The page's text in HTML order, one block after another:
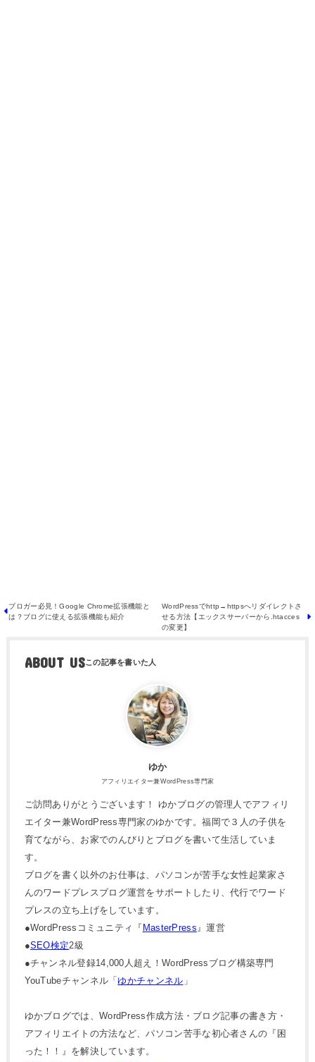
ブロガー必見！Google Chrome拡張機能と
は？ブログに使える拡張機能も紹介
WordPressでhttp→httpsへリダイレクトさ
せる方法【エックスサーバーから.htacces
の変更】
ABOUT US
ゆか
アフィリエイター兼WordPress専門家
ご訪問ありがとうございます！ ゆかブログの管理人でアフィリ
エイター兼WordPress専門家のゆかです。福岡で３人の子供を
育てながら、お家でのんびりとブログを書いて生活していま
す。
ブログを書く以外のお仕事は、パソコンが苦手な女性起業家さ
んのワードプレスブログ運営をサポートしたり、代行でワード
プレスの立ち上げをしています。
●WordPressコミュニティ『 MasterPress 』運営
●SEO検定2級
●チャンネル登録14,000人超え！WordPressブログ構築専門
YouTubeチャンネル「ゆかチャンネル 」
ゆかブログでは、WordPress作成方法・ブログ記事の書き方・
アフィリエイトの方法など、パソコン苦手な初心者さんの『困
った！！』を解決しています。